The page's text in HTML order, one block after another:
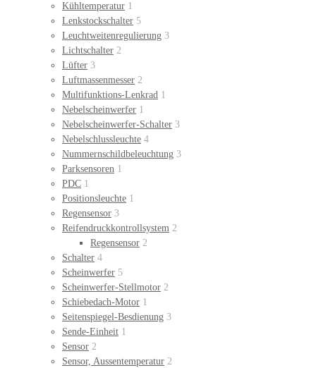
Kühltemperatur 1
Lenkstockschalter 5
Leuchtweitenregulierung 3
Lichtschalter 2
Lüfter 3
Luftmassenmesser 2
Multifunktions-Lenkrad 1
Nebelscheinwerfer 1
Nebelscheinwerfer-Schalter 3
Nebelschlussleuchte 4
Nummernschildbeleuchtung 3
Parksensoren 1
PDC 1
Positionsleuchte 1
Regensensor 3
Reifendruckkontrollsystem 2
Regensensor 2
Schalter 4
Scheinwerfer 5
Scheinwerfer-Stellmotor 2
Schiebedach-Motor 1
Seitenspiegel-Besdienung 3
Sende-Einheit 1
Sensor 2
Sensor, Aussentemperatur 2